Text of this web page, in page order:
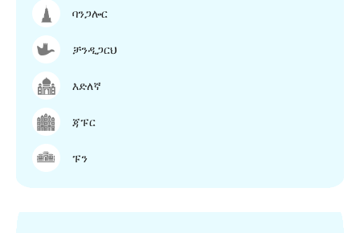
ባንጋሎር
ቻንዲጋርህ
እድለኛ
ጃፑር
ፑን